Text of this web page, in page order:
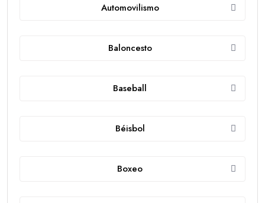
Automovilismo
Baloncesto
Baseball
Béisbol
Boxeo